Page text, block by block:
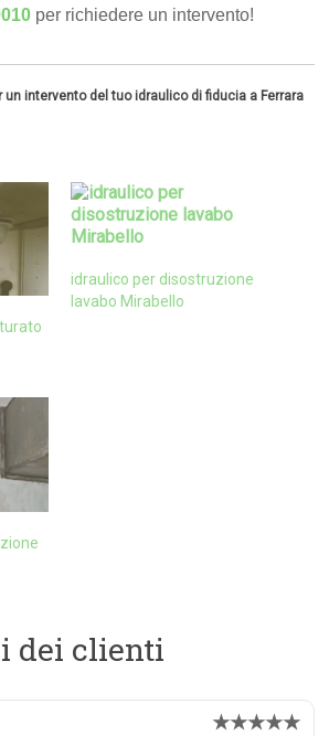
per richiedere un intervento!
un intervento del tuo idraulico di fiducia a Ferrara
idraulico per disostruzione
lavabo Mirabello
dei clienti
★★★★★